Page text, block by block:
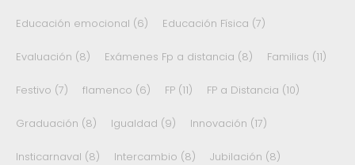
Educación emocional (6) Educación Física (7)
Evaluación (8) Exámenes Fp a distancia (8) Familias (11)
Festivo (7) flamenco (6) FP (11) FP a Distancia (10)
Graduación (8) Igualdad (9) Innovación (17)
Insticarnaval (8) Intercambio (8) Jubilación (8)